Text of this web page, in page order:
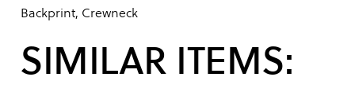
Backprint, Crewneck
SIMILAR ITEMS: